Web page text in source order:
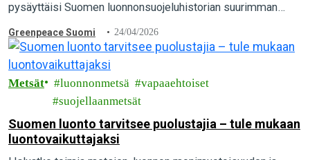
pysäyttäisi Suomen luonnonsuojeluhistorian suurimman
keskustelutilaisuus, johon ministeri Multala osallistui.
“Kulissien takana valmistellaan…
Greenpeace Suomi 24/04/2026
Metsät luonnonmetsä
vapaaehtoiset
suojellaanmetsät
Suomen luonto tarvitsee puolustajia – tule mukaan
luontovaikuttajaksi